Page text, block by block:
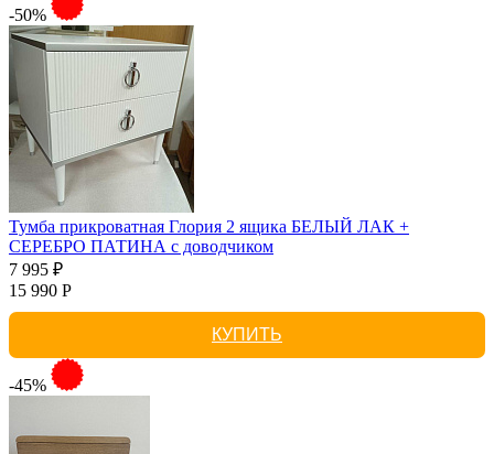
-50%
Тумба прикроватная Глория 2 ящика БЕЛЫЙ ЛАК +
СЕРЕБРО ПАТИНА с доводчиком
7 995 ₽
15 990 Р
КУПИТЬ
-45%